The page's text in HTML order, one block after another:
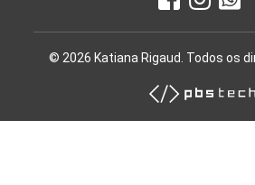
© 2026 Katiana Rigaud. Todos os